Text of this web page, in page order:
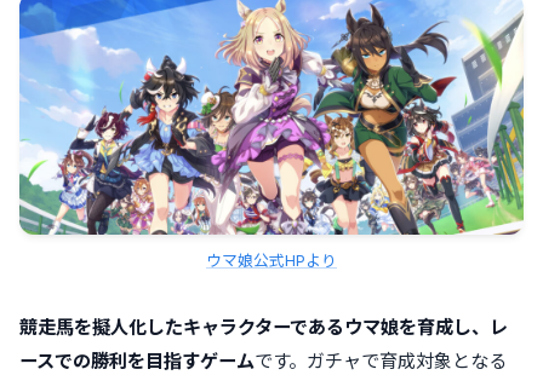
ウマ娘公式HPより
競走馬を擬人化したキャラクターであるウマ娘を育成し、レ
ースでの勝利を目指すゲームです。ガチャで育成対象となる